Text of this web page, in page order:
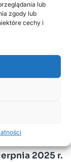
lub
zgody lub
cechy i
lokalizacja i
2025 r.